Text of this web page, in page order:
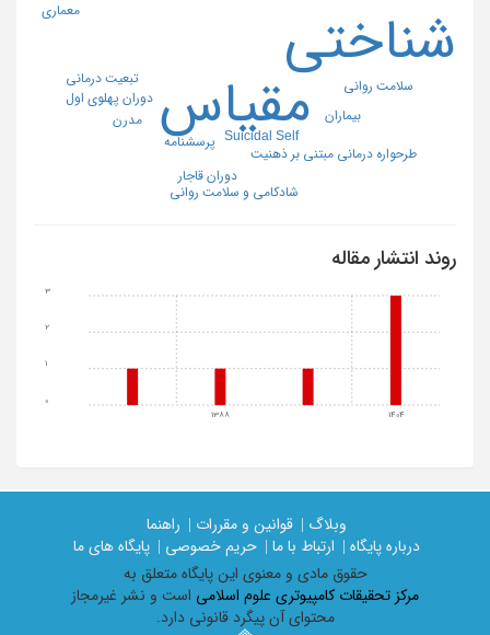
شناختی
مقیاس
Suicidal Self
سلامت روانی
طرحواره درمانی مبتنی بر ذهنیت
بیماران
پرسشنامه
تبعیت درمانی
دوران پهلوی اول
دوران قاجار
شادکامی و سلامت روانی
مدرن
معماری
روند انتشار مقاله
1388 1404
0
1
2
3
وبلاگ | قوانین و مقررات |
راهنما
درباره پایگاه |
ارتباط با ما | حریم خصوصی |
پایگاه های ما
حقوق مادی و معنوی اين پايگاه متعلق به
مرکز تحقیقات کامپیوتری علوم اسلامی است و نشر غیرمجاز
محتوای آن پیگرد قانونی دارد.